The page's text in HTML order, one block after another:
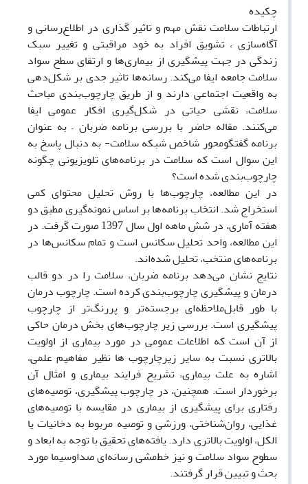
چکیده
ارتباطات سلامت نقش مهم و تاثیر گذاری در اطلاع‌رسانی و
آگاه‌سازی ، تشویق افراد به خود مراقبتی و تغییر سبک
زندگی در جهت پیشگیری از بیماری‌ها و ارتقای سطح سواد
سلامت جامعه ایفا می‌کند. رسانه‌ها تاثیر جدی بر شکل‌دهی
به واقعیت اجتماعی دارند و از طریق چارچوب‌بندی مباحث
سلامت، نقشی حیاتی در شکل‌گیری افکار عمومی ایفا
می‌کنند. مقاله حاضر با بررسی برنامه ضربان – به عنوان
برنامه گفتگومحور شاخص شبکه سلامت- به دنبال پاسخ به
این سوال است که سلامت در برنامه‌های تلویزیونی چگونه
چارچوب‌بندی شده است؟
در این مطالعه، چارچوب‌ها با روش تحلیل محتوای کمی
استخراج شد. انتخاب برنامه‌ها بر اساس نمونه‌گیری مطبق دو
هفته آماری، در شش ماهه اول سال 1397 صورت گرفت. در
این مطالعه، واحد تحلیل سکانس است و تمام سکانس‌ها در
برنامه‌های منتخب، تحلیل شده‌اند.
نتایج نشان می‌دهد برنامه ضربان، سلامت را در دو قالب
درمان و پیشگیری چارچوب‌بندی کرده است. چارچوب درمان
با طور قابل‌ملاحظه‌ای برجسته‌تر و پررنگ‌تر از چارچوب
پیشگیری است. بررسی زیر چارچوب‌های بخش درمان حاکی
از آن است که اطلاعات عمومی در مورد بیماری از اولویت
بالاتری نسبت به سایر زیرچارچوب ها نظیر مفاهیم علمی،
اشاره به علت بیماری، تشریح فرایند بیماری و امثال آن
برخوردار است. همچنین، در چارچوب پیشگیری، توصیه‌های
رفتاری برای پیشگیری از بیماری در مقایسه با توصیه‌های
غذایی، روان‌شناختی، ورزشی و توصیه مربوط به دخانیات یا
الکل، اولویت بالاتری دارد. یافته‌های تحقیق با توجه به ابعاد و
سطوح سواد سلامت و نیز خط‌مشی رسانه‌ای صداوسیما مورد
بحث و تبیین قرار گرفتند.